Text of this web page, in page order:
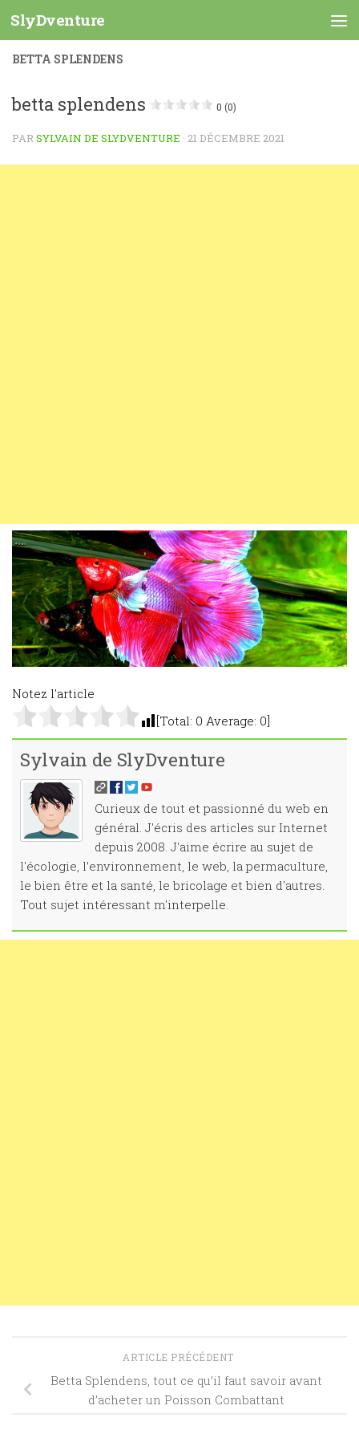
Skip to content
SlyDventure
BETTA SPLENDENS
betta splendens 0 (0)
PARSYLVAIN DE SLYDVENTURE · 21 DÉCEMBRE 2021
Notez l'article
[Total: 0 Average: 0]
Sylvain de SlyDventure
Curieux de tout et passionné du web en
général. J'écris des articles sur Internet
depuis 2008. J'aime écrire au sujet de
l'écologie, l’environnement, le web, la permaculture,
le bien être et la santé, le bricolage et bien d'autres.
Tout sujet intéressant m'interpelle.
ARTICLE PRÉCÉDENT
Betta Splendens, tout ce qu’il faut savoir avant
d’acheter un Poisson Combattant